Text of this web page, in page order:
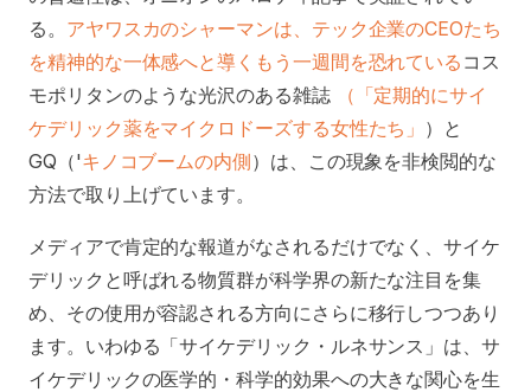
る。 アヤワスカのシャーマンは、テック企業のCEOたち
を精神的な一体感へと導くもう一週間を恐れている コス
モポリタンのような光沢のある雑誌
（「定期的にサイ
ケデリック薬をマイクロドーズする女性たち」 ）と
GQ（'キノコブームの内側）は、この現象を非検閲的な
方法で取り上げています。
メディアで肯定的な報道がなされるだけでなく、サイケ
デリックと呼ばれる物質群が科学界の新たな注目を集
め、その使用が容認される方向にさらに移行しつつあり
ます。いわゆる「サイケデリック・ルネサンス」は、サ
イケデリックの医学的・科学的効果への大きな関心を生